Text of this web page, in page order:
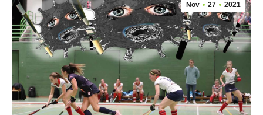
Nov 27 2021